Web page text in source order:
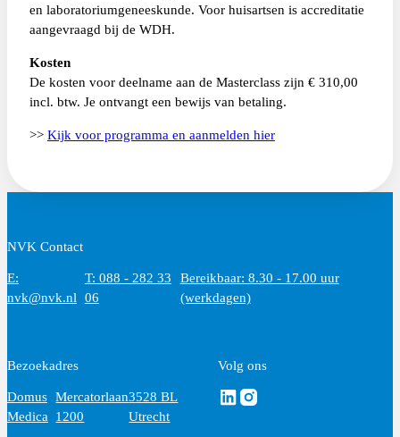
en laboratoriumgeneeskunde. Voor huisartsen is accreditatie
aangevraagd bij de WDH.
Kosten
De kosten voor deelname aan de Masterclass zijn € 310,00
incl. btw. Je ontvangt een bewijs van betaling.
>> Kijk voor programma en aanmelden hier
NVK Contact
E:
nvk@nvk.nl
T: 088 - 282 33
06
Bereikbaar: 8.30 - 17.00 uur
(werkdagen)
Bezoekadres
Domus
Medica
Mercatorlaan
1200
3528 BL
Utrecht
Volg ons
Volg ons via Linkedin
Volg ons via Instagram